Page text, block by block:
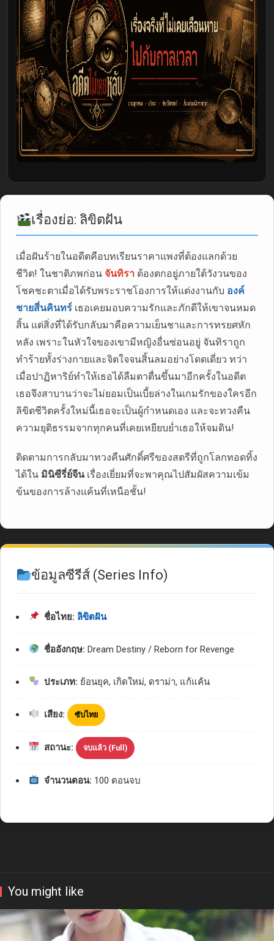
เรื่องย่อ: ลิขิตฝัน
เมื่อฝันร้ายในอดีตคือบทเรียนราคาแพงที่ต้องแลกด้วย
ชีวิต! ในชาติภพก่อน จันทิรา ต้องตกอยู่ภายใต้วังวนของ
โชคชะตาเมื่อได้รับพระราชโองการให้แต่งงานกับ องค์
ชายสี่นคินทร์ เธอเคยมอบความรักและภักดีให้เขาจนหมด
สิ้น แต่สิ่งที่ได้รับกลับมาคือความเย็นชาและการทรยศหัก
หลัง เพราะในหัวใจของเขามีหญิงอื่นซ่อนอยู่ จันทิราถูก
ทำร้ายทั้งร่างกายและจิตใจจนสิ้นลมอย่างโดดเดี่ยว ทว่า
เมื่อปาฏิหาริย์ทำให้เธอได้ลืมตาตื่นขึ้นมาอีกครั้งในอดีต
เธอจึงสาบานว่าจะไม่ยอมเป็นเบี้ยล่างในเกมรักของใครอีก
ลิขิตชีวิตครั้งใหม่นี้เธอจะเป็นผู้กำหนดเอง และจะทวงคืน
ความยุติธรรมจากทุกคนที่เคยเหยียบย่ำเธอให้จมดิน!
ติดตามการกลับมาทวงคืนศักดิ์ศรีของสตรีที่ถูกโลกทอดทิ้ง
ได้ใน มินิซีรี่ย์จีนเรื่องเยี่ยมที่จะพาคุณไปสัมผัสความเข้ม
ข้นของการล้างแค้นที่เหนือชั้น!
ข้อมูลซีรีส์ (Series Info)
ชื่อไทย: ลิขิตฝัน
ชื่ออังกฤษ: Dream Destiny / Reborn for Revenge
ประเภท: ย้อนยุค, เกิดใหม่, ดราม่า, แก้แค้น
เสียง: ซับไทย
สถานะ: จบแล้ว (Full)
จำนวนตอน: 100 ตอนจบ
You might like